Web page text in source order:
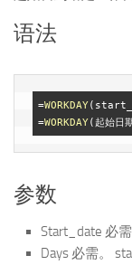
语法
=WORKDAY
=WORKDAY
参数
Start_date 必
Days 必需。